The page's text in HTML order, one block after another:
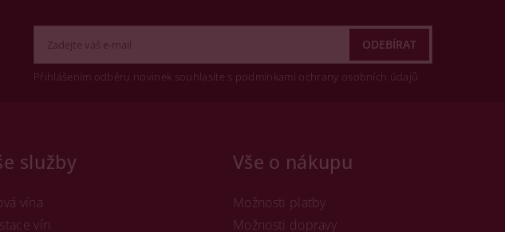
Přihlášením odběru novinek souhlasíte s podmínkami ochrany osobních údajů
služby
vína
vín
Vše o nákupu
Možnosti platby
Možnosti dopravy